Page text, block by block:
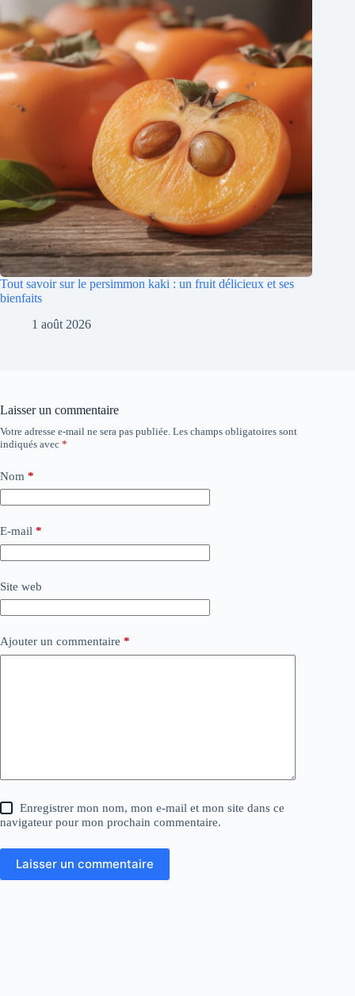
Tout savoir sur le persimmon kaki : un fruit délicieux et ses
bienfaits
1 août 2026
Laisser un commentaire
Votre adresse e-mail ne sera pas publiée. Les champs obligatoires sont
indiqués avec *
Nom *
E-mail *
Site web
Ajouter un commentaire *
Enregistrer mon nom, mon e-mail et mon site dans ce
navigateur pour mon prochain commentaire.
Laisser un commentaire